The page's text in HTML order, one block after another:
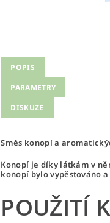
POPIS
PARAMETRY
DISKUZE
Směs konopí a
Konopí je díky látkám v
konopí bylo vypěstováno
POUŽITÍ